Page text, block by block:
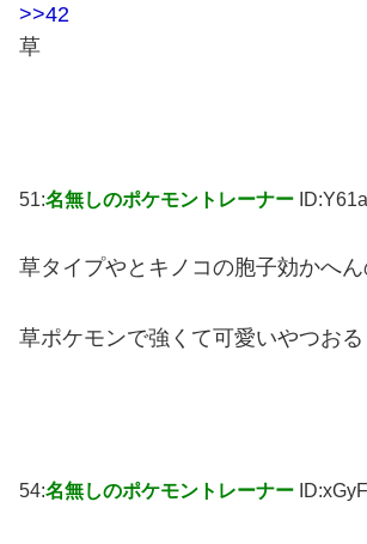
>>42
草
51:名無しのポケモントレーナー
草タイプやとキノコの胞子効かへ
草ポケモンで強くて可愛いやつおる
54:名無しのポケモントレーナー